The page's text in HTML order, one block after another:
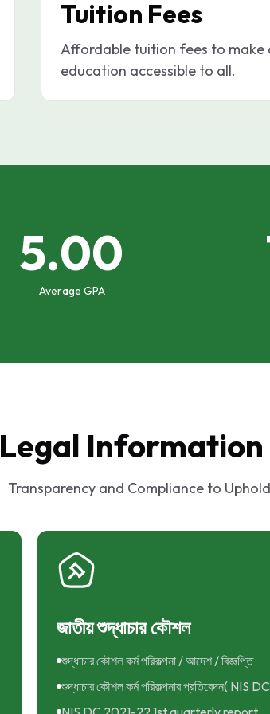
Tuition Fees
Affordable tuition fees to make
education accessible to all.
5.00
Average GPA
Legal Information
Transparency and Compliance to
জাতীয় শুদ্ধাচার কৌশল
শুদ্ধাচার কৌশল কর্ম পরিকল্পনা / আদেশ / বিজ্ঞপ্তি
শুদ্ধাচার কৌশল কর্ম পরিকল্পনার প্রতিবেদন( NIS